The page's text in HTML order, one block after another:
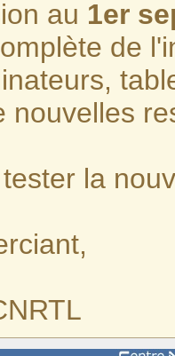
au 1er
de
nouvelles
la